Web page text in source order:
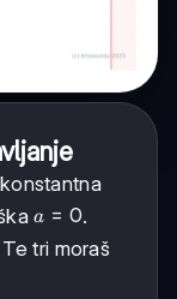
a
=
0
a = 0.
tri moraš